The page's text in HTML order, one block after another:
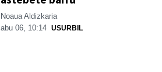
Noaua Aldizkaria
abu 06, 10:14 USURBIL